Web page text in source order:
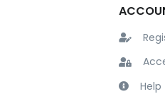
Help